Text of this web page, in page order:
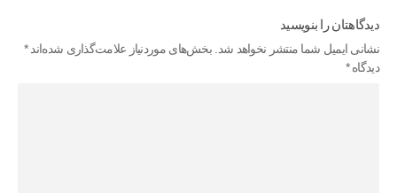
دیدگاهتان را بنویسید
نشانی ایمیل شما منتشر نخواهد شد. بخش‌های موردنیاز علامت‌گذاری شده‌اند*
دیدگاه*